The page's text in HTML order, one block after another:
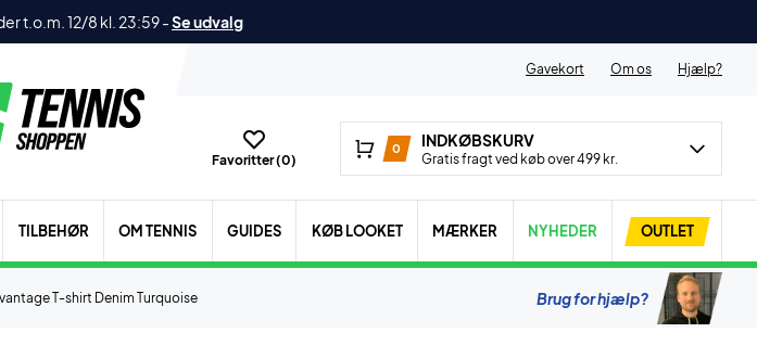
t.o.m. 12/8 kl. 23:59-Se udvalg
Gavekort Om os Hjælp?
Favoritter (0)
0 INDKØBSKURV
Gratis fragt ved køb over 499 kr.
TILBEHØR OM TENNIS GUIDES KØB LOOKET MÆRKER NYHEDER OUTLET
T-shirt Denim Turquoise Brug for hjælp?